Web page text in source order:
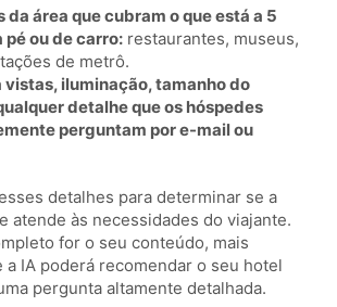
da área que cubram o que está a 5
pé ou de carro: restaurantes, museus,
de metrô.
vistas, iluminação, tamanho do
detalhe que os hóspedes
perguntam por e-mail ou
detalhes para determinar se a
atende às necessidades do viajante.
for o seu conteúdo, mais
IA poderá recomendar o seu hotel
pergunta altamente detalhada.